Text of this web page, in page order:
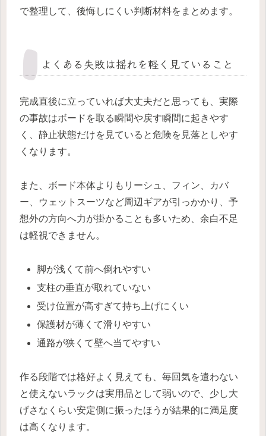
で整理して、後悔しにくい判断材料をまとめます。
よくある失敗は揺れを軽く見ていること
完成直後に立っていれば大丈夫だと思っても、実際
の事故はボードを取る瞬間や戻す瞬間に起きやす
く、静止状態だけを見ていると危険を見落としやす
くなります。
また、ボード本体よりもリーシュ、フィン、カバ
ー、ウェットスーツなど周辺ギアが引っかかり、予
想外の方向へ力が掛かることも多いため、余白不足
は軽視できません。
脚が浅くて前へ倒れやすい
支柱の垂直が取れていない
受け位置が高すぎて持ち上げにくい
保護材が薄くて滑りやすい
通路が狭くて壁へ当てやすい
作る段階では格好よく見えても、毎回気を遣わない
と使えないラックは実用品として弱いので、少し大
げさなくらい安定側に振ったほうが結果的に満足度
は高くなります。